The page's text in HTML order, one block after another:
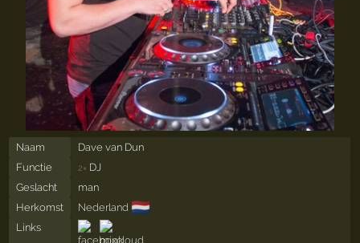
Naam
Dave van Dun
Functie
2× DJ
Geslacht
man
Herkomst
Nederland 🇳🇱
Links